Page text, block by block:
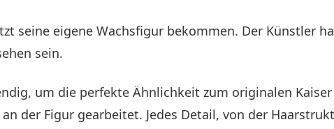
seine eigene Wachsfigur bekommen. Der Künstler
sein.
um die perfekte Ähnlichkeit zum originalen
der Figur gearbeitet. Jedes Detail, von der